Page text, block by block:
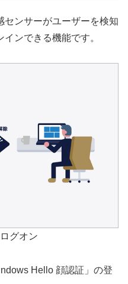
センサーがユーザーを検知
ンできる機能です。
グオン
Hello 顔認証」の登